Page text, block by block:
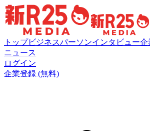
トップビジネスパーソンインタビュー企
ニュース
ログイン
企業登録 (無料)